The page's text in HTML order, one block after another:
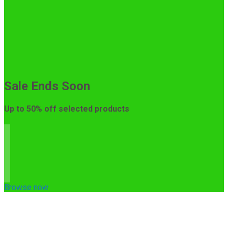
Sale Ends Soon
Up to 50% off selected products
Browse now